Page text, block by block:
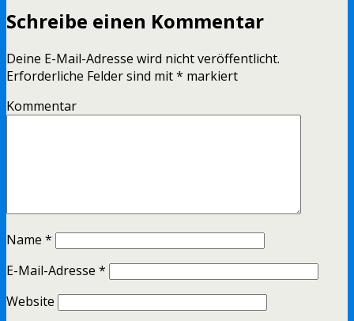
Schreibe einen Kommentar
Deine E-Mail-Adresse wird nicht veröffentlicht.
Erforderliche Felder sind mit* markiert
Kommentar
Name *
E-Mail-Adresse *
Website